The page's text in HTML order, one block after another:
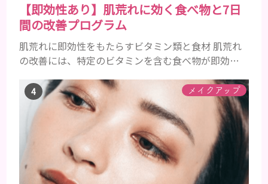
【即効性あり】肌荒れに効く食べ物と7日
間の改善プログラム
肌荒れに即効性をもたらすビタミン類と食材 肌荒れ
の改善には、特定のビタミンを含む食べ物が即効性
を高め、荒れた肌を内側から修復する栄養素です。
ビタミンA：レバー、人参、ほうれん草など レバー、
人参、ほうれん草などに含まれるビタミンAは、肌の
ターンオーバーを正常化し、肌荒れを素早く修復し
ます。特にレバーは吸収率の高いレチノールを含み、
即効性が期待でき...
メイクアップ